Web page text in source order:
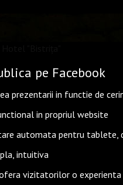
pe Facebook
prezentarii in functie de
in propriul website
automata pentru
intuitiva
vizitatorilor o